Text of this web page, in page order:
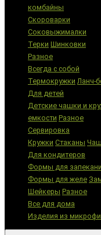
комбайны
Скороварки
Соковыжималки
Терки Шинковки
Разное
Всегда с собой
Термокружки Ланч-
Для детей
Детские чашки и
емкости Разное
Сервировка
Кружки Стаканы
Для кондитеров
Формы для
Формы для желе
Шейкеры Разное
Все для дома
Изделия из